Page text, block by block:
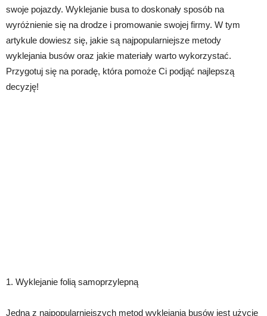
swoje pojazdy. Wyklejanie busa to doskonały sposób na
wyróżnienie się na drodze i promowanie swojej firmy. W tym
artykule dowiesz się, jakie są najpopularniejsze metody
wyklejania busów oraz jakie materiały warto wykorzystać.
Przygotuj się na poradę, która pomoże Ci podjąć najlepszą
decyzję!
1. Wyklejanie folią samoprzylepną
Jedną z najpopularniejszych metod wyklejania busów jest użycie